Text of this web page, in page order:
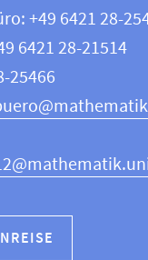
+49 6421 28-
6421 28-21514
25466